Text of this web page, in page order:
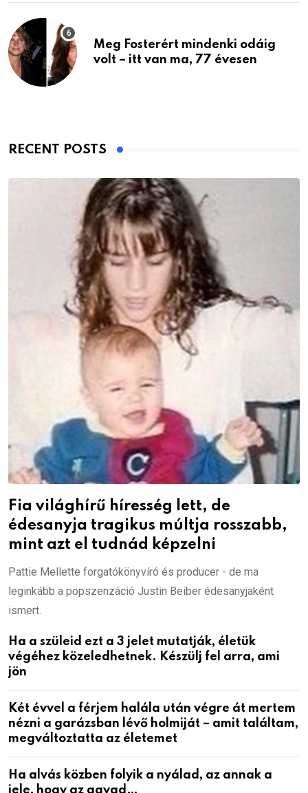
Meg Fosterért mindenki odáig
volt – itt van ma, 77 évesen
RECENT POSTS
Fia világhírű híresség lett, de
édesanyja tragikus múltja rosszabb,
mint azt el tudnád képzelni
Pattie Mellette forgatókönyvíró és producer - de ma
leginkább a popszenzáció Justin Beiber édesanyjaként
ismert.
Ha a szüleid ezt a 3 jelet mutatják, életük
végéhez közeledhetnek. Készülj fel arra, ami
jön
Két évvel a férjem halála után végre át mertem
nézni a garázsban lévő holmiját – amit találtam,
megváltoztatta az életemet
Ha alvás közben folyik a nyálad, az annak a